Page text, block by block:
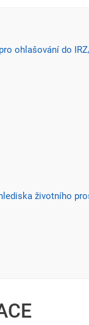
ohlašování do
životního